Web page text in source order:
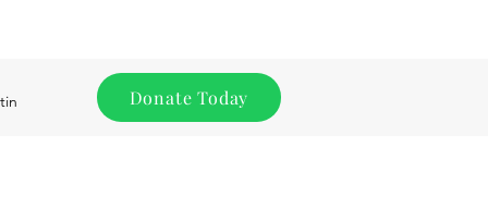
Donate Today